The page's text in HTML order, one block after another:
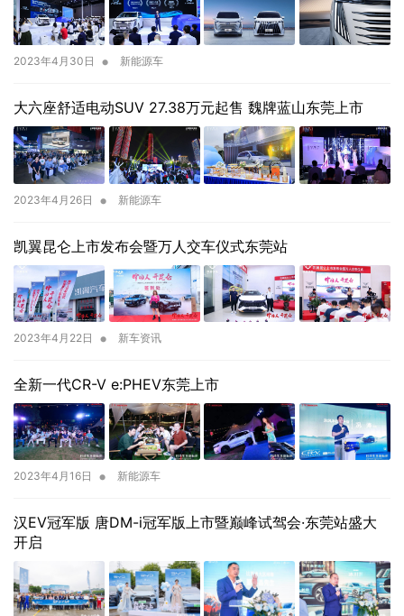
2023年4月30日 • 新能源车
大六座舒适电动SUV 27.38万元起售 魏牌蓝山东莞上市
2023年4月26日 • 新能源车
凯翼昆仑上市发布会暨万人交车仪式东莞站
2023年4月22日 • 新车资讯
全新一代CR-V e:PHEV东莞上市
2023年4月16日 • 新能源车
汉EV冠军版 唐DM-i冠军版上市暨巅峰试驾会·东莞站盛大
开启